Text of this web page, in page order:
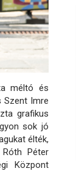
méltó és
Szent Imre
grafikus
sok jó
élték,
Péter
Központ